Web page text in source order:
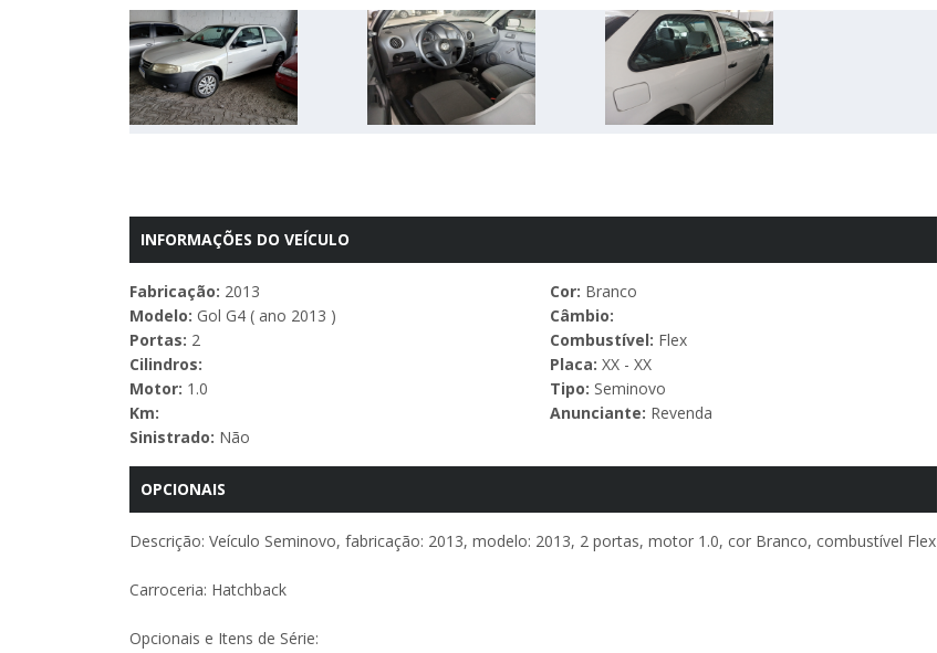
INFORMAÇÕES DO VEÍCULO
Fabricação: 2013
Modelo: Gol G4 ( ano 2013 )
Portas: 2
Cilindros:
Motor: 1.0
Km:
Sinistrado: Não
Cor: Branco
Câmbio:
Combustível: Flex
Placa: XX - XX
Tipo: Seminovo
Anunciante: Revenda
OPCIONAIS
Descrição: Veículo Seminovo, fabricação: 2013, modelo: 2013, 2 portas, motor 1.0, cor Branco, combustível Flex
Carroceria: Hatchback
Opcionais e Itens de Série: